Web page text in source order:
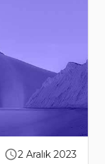
2 Aralık 2023